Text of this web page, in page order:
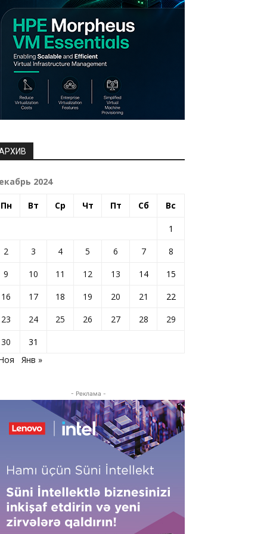
2024
Пн Вт Ср Чт Пт Сб Вс
1
2
3 4 5 6 7
8
9
10 11 12 13 14
15
16
17 18 19 20 21
22
23
24 25 26 27 28
29
30
31
Янв »
- Реклама -